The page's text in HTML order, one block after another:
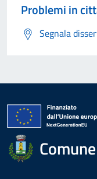
Problemi in
Segnala